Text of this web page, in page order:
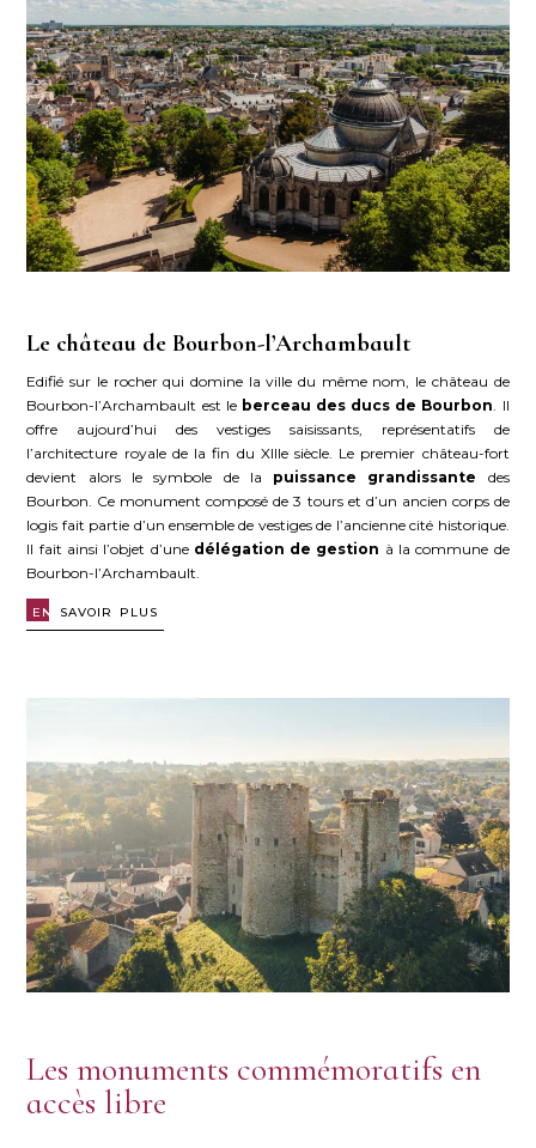
Le château de Bourbon-l’Archambault
Edifié sur le rocher qui domine la ville du même nom, le château de
Bourbon-l’Archambault est le berceau des ducs de Bourbon . Il
offre aujourd’hui des vestiges saisissants, représentatifs de
l’architecture royale de la fin du XIIIe siècle. Le premier château-fort
devient alors le symbole de la puissance grandissante des
Bourbon. Ce monument composé de 3 tours et d’un ancien corps de
logis fait partie d’un ensemble de vestiges de l’ancienne cité historique.
Il fait ainsi l’objet d’une délégation de gestion à la commune de
Bourbon-l’Archambault.
EN SAVOIR PLUS
Les monuments commémoratifs en
accès libre